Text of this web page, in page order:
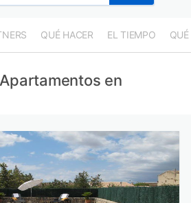
QUÉ HACER EL TIEMPO QUÉ
en